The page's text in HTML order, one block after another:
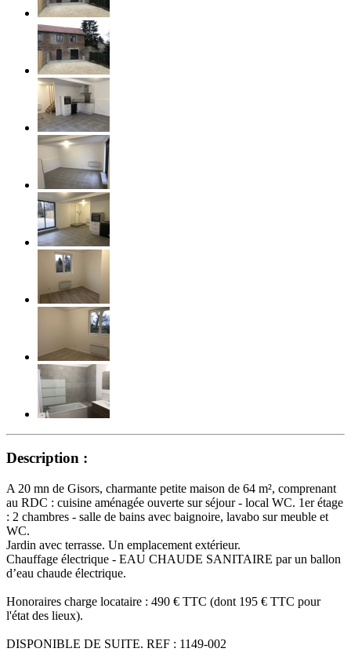
Description :
A 20 mn de Gisors, charmante petite maison de 64 m², comprenant
au RDC : cuisine aménagée ouverte sur séjour - local WC. 1er étage
: 2 chambres - salle de bains avec baignoire, lavabo sur meuble et
WC.
Jardin avec terrasse. Un emplacement extérieur.
Chauffage électrique - EAU CHAUDE SANITAIRE par un ballon
d’eau chaude électrique.
Honoraires charge locataire : 490 € TTC (dont 195 € TTC pour
l'état des lieux).
DISPONIBLE DE SUITE. REF : 1149-002